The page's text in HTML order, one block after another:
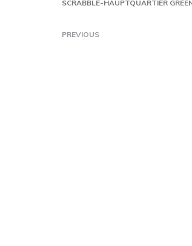
SCRABBLE-HAUPTQUARTIER
PREVIOUS